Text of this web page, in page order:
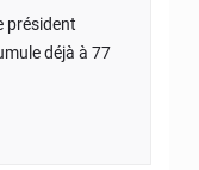
président
déjà à 77